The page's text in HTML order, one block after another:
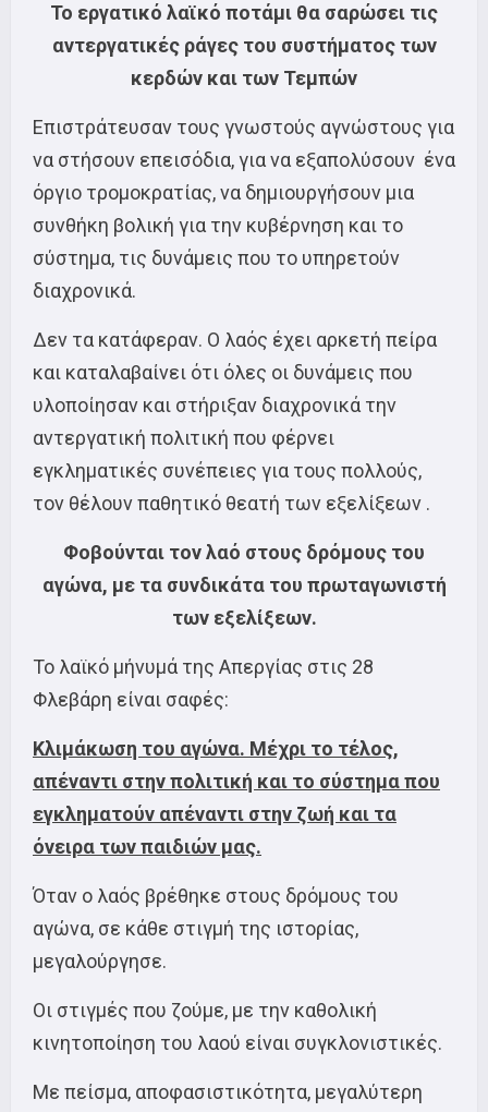
Το εργατικό λαϊκό ποτάμι θα σαρώσει τις
αντεργατικές ράγες του συστήματος των
κερδών και των Τεμπών
Επιστράτευσαν τους γνωστούς αγνώστους για
να στήσουν επεισόδια, για να εξαπολύσουν ένα
όργιο τρομοκρατίας, να δημιουργήσουν μια
συνθήκη βολική για την κυβέρνηση και το
σύστημα, τις δυνάμεις που το υπηρετούν
διαχρονικά.
Δεν τα κατάφεραν. Ο λαός έχει αρκετή πείρα
και καταλαβαίνει ότι όλες οι δυνάμεις που
υλοποίησαν και στήριξαν διαχρονικά την
αντεργατική πολιτική που φέρνει
εγκληματικές συνέπειες για τους πολλούς,
τον θέλουν παθητικό θεατή των εξελίξεων .
Φοβούνται τον λαό στους δρόμους του
αγώνα, με τα συνδικάτα του πρωταγωνιστή
των εξελίξεων.
Το λαϊκό μήνυμά της Απεργίας στις 28
Φλεβάρη είναι σαφές:
Κλιμάκωση του αγώνα. Μέχρι το τέλος,
απέναντι στην πολιτική και το σύστημα που
εγκληματούν απέναντι στην ζωή και τα
όνειρα των παιδιών μας.
Όταν ο λαός βρέθηκε στους δρόμους του
αγώνα, σε κάθε στιγμή της ιστορίας,
μεγαλούργησε.
Οι στιγμές που ζούμε, με την καθολική
κινητοποίηση του λαού είναι συγκλονιστικές.
Με πείσμα, αποφασιστικότητα, μεγαλύτερη